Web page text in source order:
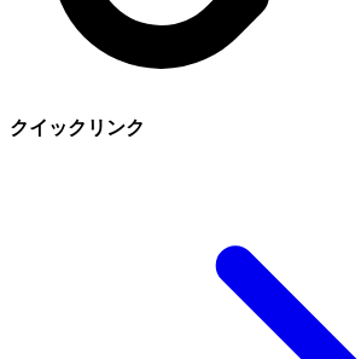
クイックリンク